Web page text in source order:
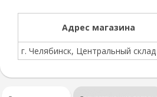
Адрес магазина
г. Челябинск, Центральный склад